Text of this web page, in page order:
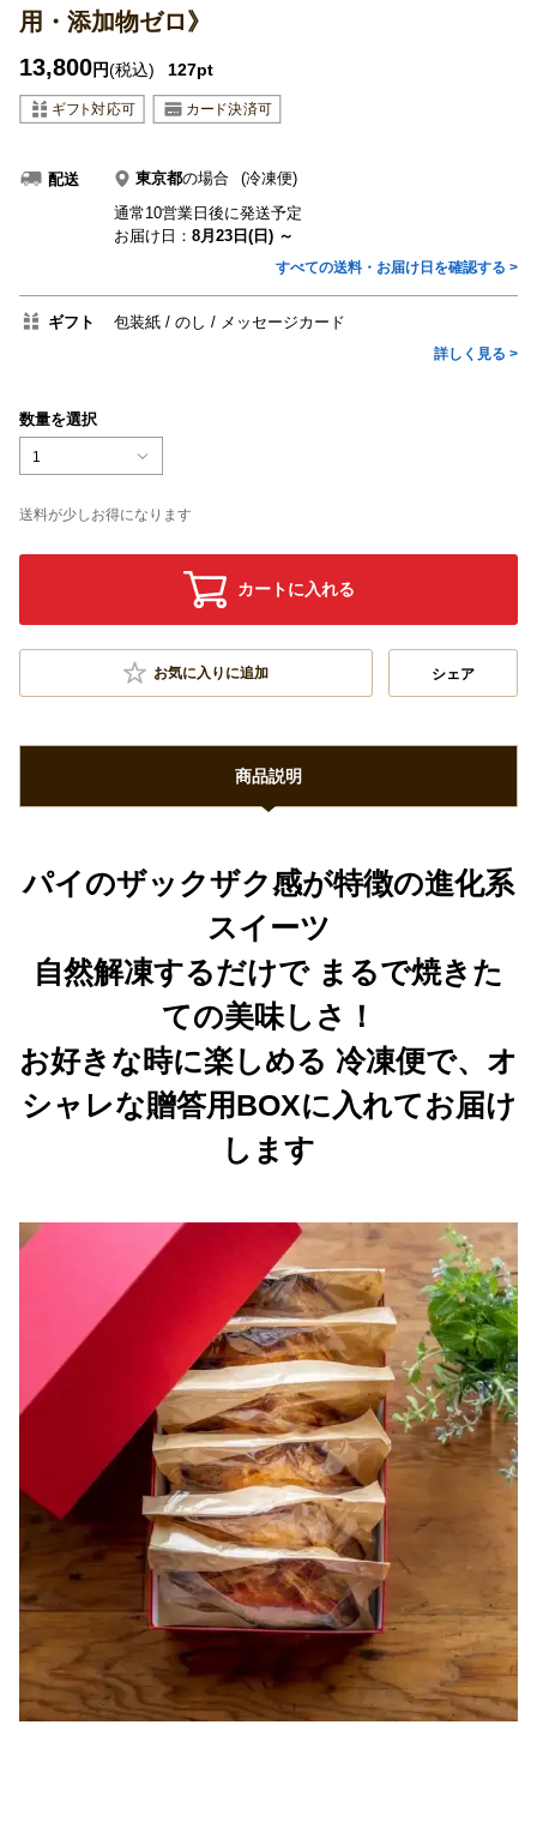
用・添加物ゼロ》
13,800円(税込) 127pt
配送 東京都の場合
(冷凍便)
通常10営業日後に発送予定
お届け日： 8月23日(日) ～
すべての送料・お届け日を確認する >
ギフト 包装紙 のし メッセージカード
詳しく見る >
数量を選択
1
送料が少しお得になります
カートに入れる
お気に入りに追加 シェア
商品説明
パイのザックザク感が特徴の進化系
スイーツ
自然解凍するだけで まるで焼きた
ての美味しさ！
お好きな時に楽しめる 冷凍便で、オ
シャレな贈答用BOXに入れてお届け
します